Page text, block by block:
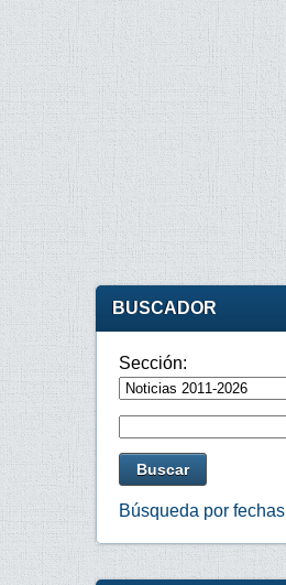
BUSCADOR
Sección:
Búsqueda por fechas